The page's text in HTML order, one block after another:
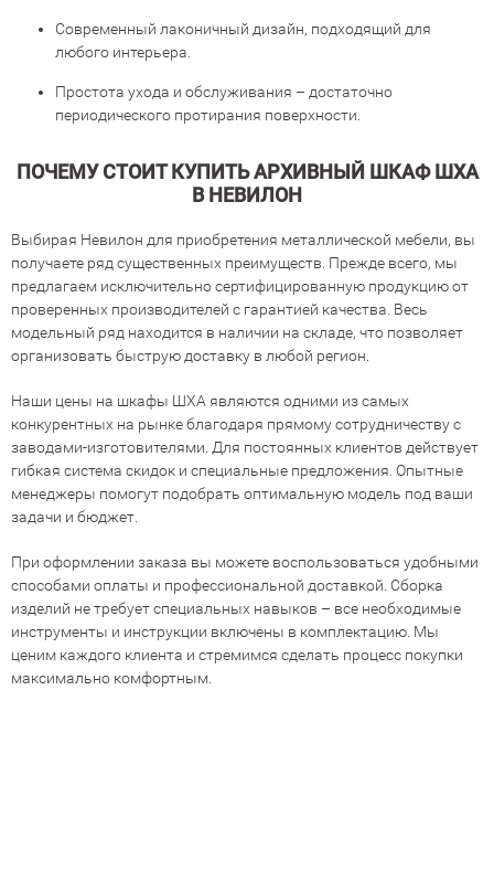
Современный лаконичный дизайн, подходящий для
любого интерьера.
Простота ухода и обслуживания – достаточно
периодического протирания поверхности.
ПОЧЕМУ СТОИТ КУПИТЬ АРХИВНЫЙ ШКАФ ШХА
В НЕВИЛОН
Выбирая Невилон для приобретения металлической мебели, вы
получаете ряд существенных преимуществ. Прежде всего, мы
предлагаем исключительно сертифицированную продукцию от
проверенных производителей с гарантией качества. Весь
модельный ряд находится в наличии на складе, что позволяет
организовать быструю доставку в любой регион.
Наши цены на шкафы ШХА являются одними из самых
конкурентных на рынке благодаря прямому сотрудничеству с
заводами-изготовителями. Для постоянных клиентов действует
гибкая система скидок и специальные предложения. Опытные
менеджеры помогут подобрать оптимальную модель под ваши
задачи и бюджет.
При оформлении заказа вы можете воспользоваться удобными
способами оплаты и профессиональной доставкой. Сборка
изделий не требует специальных навыков – все необходимые
инструменты и инструкции включены в комплектацию. Мы
ценим каждого клиента и стремимся сделать процесс покупки
максимально комфортным.